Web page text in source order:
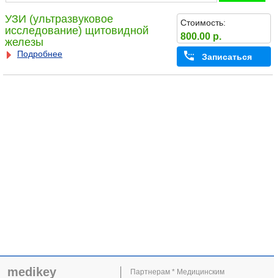
УЗИ (ультразвуковое
исследование) щитовидной
железы
Подробнее
Стоимость:
800.00 р.
Записаться
medikey
Партнерам * Медицинским